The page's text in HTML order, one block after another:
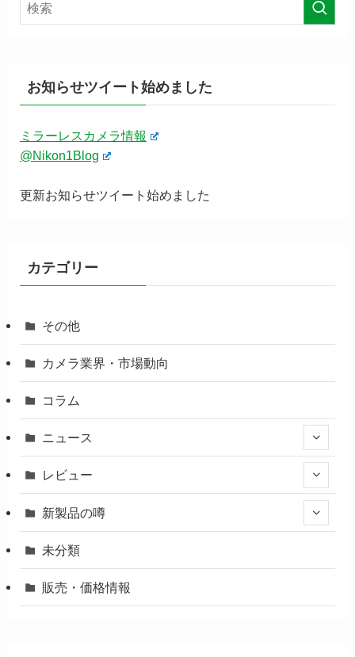
お知らせツイート始めました
ミラーレスカメラ情報
@Nikon1Blog
更新お知らせツイート始めました
カテゴリー
その他
カメラ業界・市場動向
コラム
ニュース
レビュー
新製品の噂
未分類
販売・価格情報